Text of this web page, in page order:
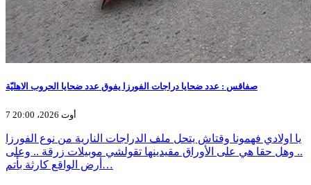
صفاقس : عدد ضحايا دراجات الفورزا يفوق عدد ضحايا الحروب الاهليّة
7 أوت 2026، 20:00
يا اولادي فهمونا وقتاش يتحل ملف الدراجات النارية من نوع الفورزا
.. وهل حقا هي على الأوراق مقيدينها تقولشي موبيلات زرقة .. وعلى
أرض الواقع كارثة بأتم…